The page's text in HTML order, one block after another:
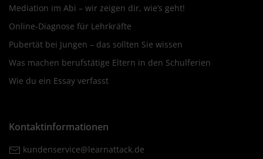
Mediation im Abi – wir zeigen dir, wie’s geht!
Online-Diagnose für Lehrkräfte
Pubertät bei Jungen – das sollten Sie wissen
Was machen berufstätige Eltern in den Schulferien
Wie du ein Essay verfasst
Kontaktinformationen
kundenservice@learnattack.de